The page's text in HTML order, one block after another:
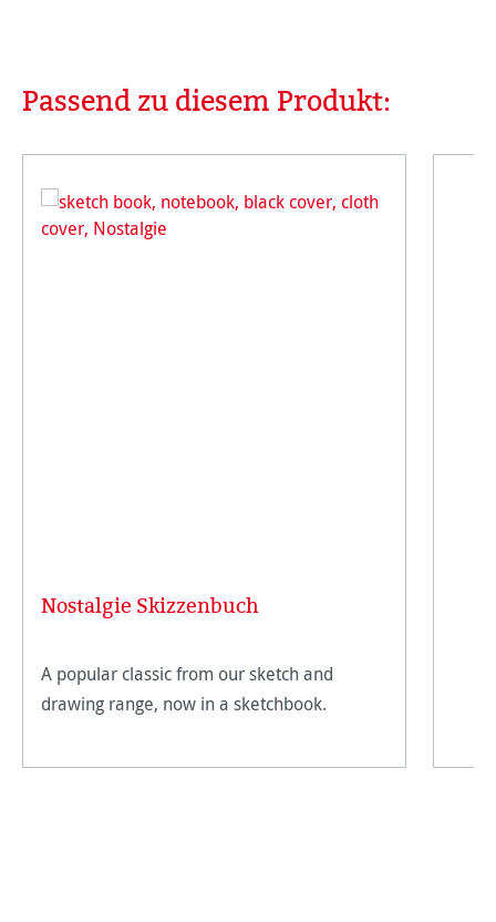
Produktgalerie überspringen
Passend zu diesem Produkt:
Nostalgie Skizzenbuch
A popular classic from our sketch and
drawing range, now in a sketchbook.